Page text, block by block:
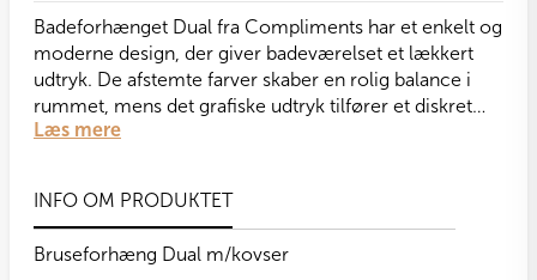
Badeforhænget Dual fra Compliments har et enkelt og
moderne design, der giver badeværelset et lækkert
udtryk. De afstemte farver skaber en rolig balance i
rummet, mens det grafiske udtryk tilfører et diskret
visuelt spil. Dual er et elegant valg til dig, der ønsker et
Læs mere
INFO OM PRODUKTET
Bruseforhæng Dual m/kovser